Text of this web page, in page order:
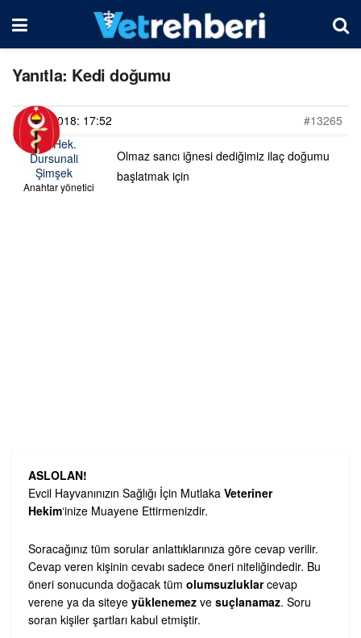
Yanıtla: Kedi doğumu
13/10/2018: 17:52
#13265
Vet. Hek.
Dursunali
Şimşek
Anahtar yönetici
Olmaz sancı iğnesi dediğimiz ilaç doğumu
başlatmak için
ASLOLAN!
Evcil Hayvanınızın Sağlığı İçin Mutlaka Veteriner
Hekim‘inize Muayene Ettirmenizdir.
Soracağınız tüm sorular anlattıklarınıza göre cevap verilir.
Cevap veren kişinin cevabı sadece öneri niteliğindedir. Bu
öneri sonucunda doğacak tüm olumsuzluklarcevap
verene ya da siteye yüklenemez ve suçlanamaz. Soru
soran kişiler şartları kabul etmiştir.